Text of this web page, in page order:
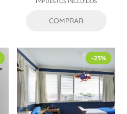
base
COMPRAR
-25%